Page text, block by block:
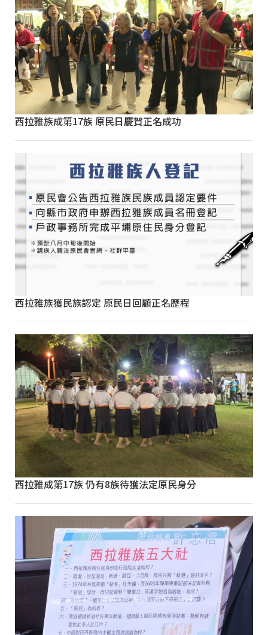
西拉雅族成第17族 原民日慶賀正名成功
西拉雅族獲民族認定 原民日回顧正名歷程
西拉雅成第17族 仍有8族待獲法定原民身分